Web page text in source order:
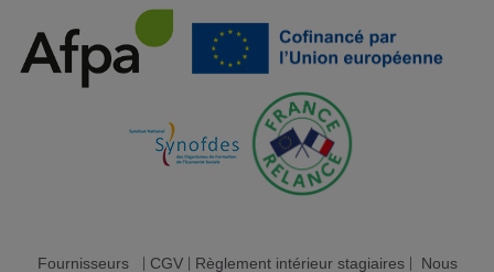
Fournisseurs| CGV| Règlement intérieur stagiaires| Nous